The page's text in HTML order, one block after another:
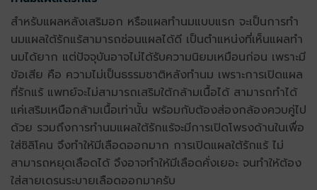
สำหรับแผลหลังเสริมอก หรือแผลทำนมแบบแรก จะเป็นการทำ
นมแผลใต้รักแร้สามารถซ่อนแผลได้ดี เป็นตำแหน่งที่เห็นแผลทำ
นมได้ยาก แต่ปัจจุบันอาจไม่ได้รับความนิยมเหมือนก่อน เพราะมี
ข้อเสีย คือ ความไม่เป็นธรรมชาติหลังทำนม เพราะการเปิดแผล
ที่รักแร้ แพทย์จะไม่สามารถเสริมใต้กล้ามเนื้อได้ สามารถทำได้
แค่เสริมเหนือกล้ามเนื้อเท่านั้น พร้อมกับต้องส่องกล้องควบคู่ไป
ด้วย รวมถึงการทำนมแผลใต้รักแร้จะมีการเปิดโพรงด้านในเพื่อ
ใส่ซิลิโคน จึงทำให้มีเลือดออกมาก การเปิดแผลใต้รักแร้ ไม่
สามารถหยุดเลือดได้ จึงอาจทำให้มีเลือดคั่งเยอะ จนทำให้ต้อง
ใส่สายเดรนระบายเลือดออกมาครับ